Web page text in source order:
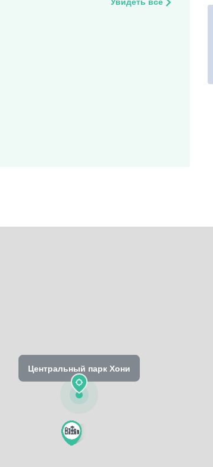
Центральный парк Хони